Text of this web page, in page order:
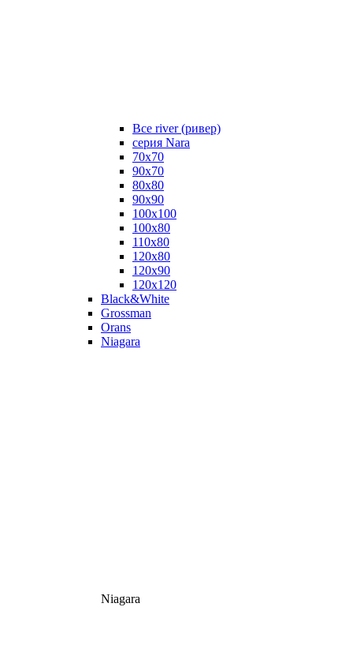
Все river (ривер)
серия Nara
70х70
90х70
80x80
90x90
100x100
100х80
110х80
120x80
120х90
120х120
Black&White
Grossman
Orans
Niagara
Niagara